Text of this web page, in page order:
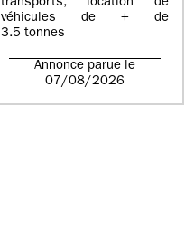
transports, location de
véhicules de + de
3.5 tonnes
Annonce parue le
07/08/2026